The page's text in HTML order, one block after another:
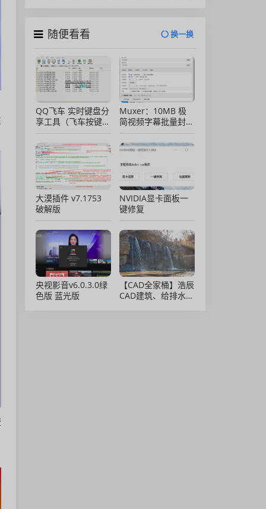
随便看看 换一换
QQ飞车 实时键盘分
享工具（飞车按键显
示）直播专用版
Muxer：10MB 极
简视频字幕批量封装
工具 (单文件/绿色
版)
大漠插件 v7.1753
破解版
NVIDIA显卡面板一
键修复
央视影音v6.0.3.0绿
色版 蓝光版
【CAD全家桶】浩辰
CAD建筑、给排水、